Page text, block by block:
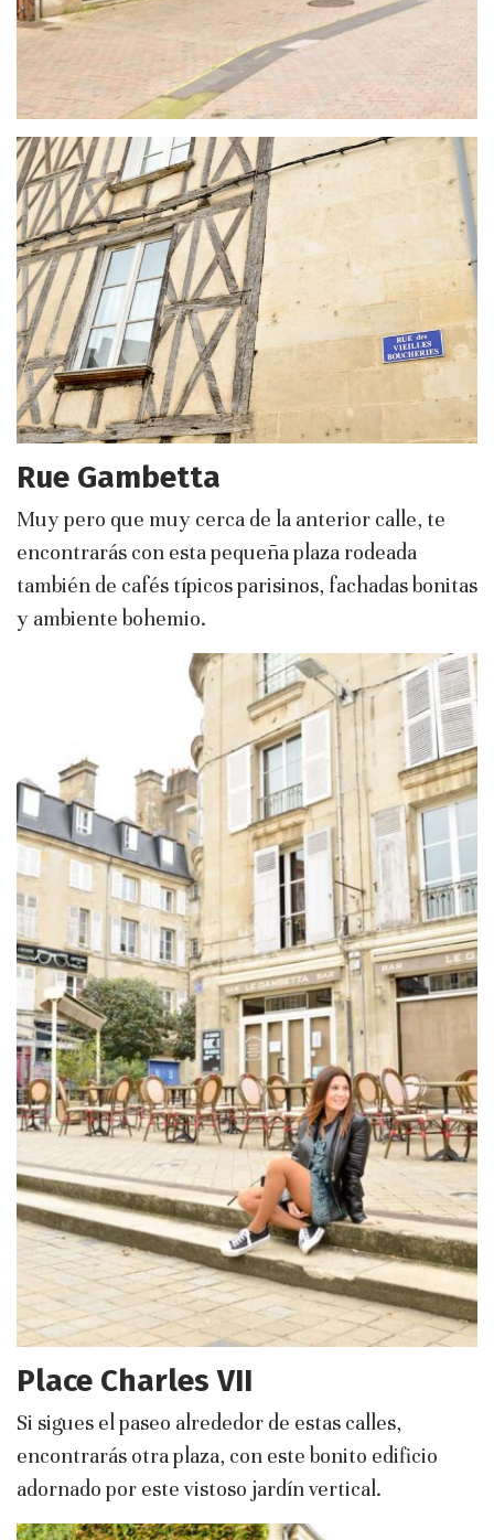
Rue Gambetta
Muy pero que muy cerca de la anterior calle, te
encontrarás con esta pequeña plaza rodeada
también de cafés típicos parisinos, fachadas bonitas
y ambiente bohemio.
Place Charles VII
Si sigues el paseo alrededor de estas calles,
encontrarás otra plaza, con este bonito edificio
adornado por este vistoso jardín vertical.